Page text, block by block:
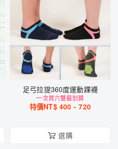
足弓拉提360度運動踝襪
一次買六雙最划算
特價NT$ 400 - 720
選購